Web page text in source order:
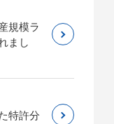
規模ラ
まし
特許分